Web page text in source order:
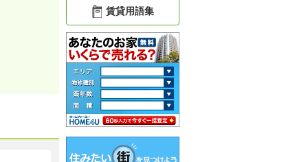
賃貸用語集